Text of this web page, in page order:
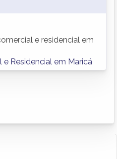
e residencial em
Residencial em Maricá